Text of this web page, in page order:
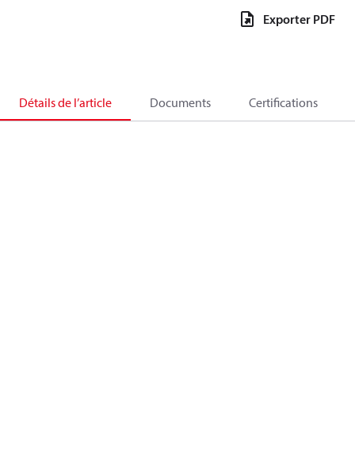
Exporter PDF
Détails de l’article Documents Certifications